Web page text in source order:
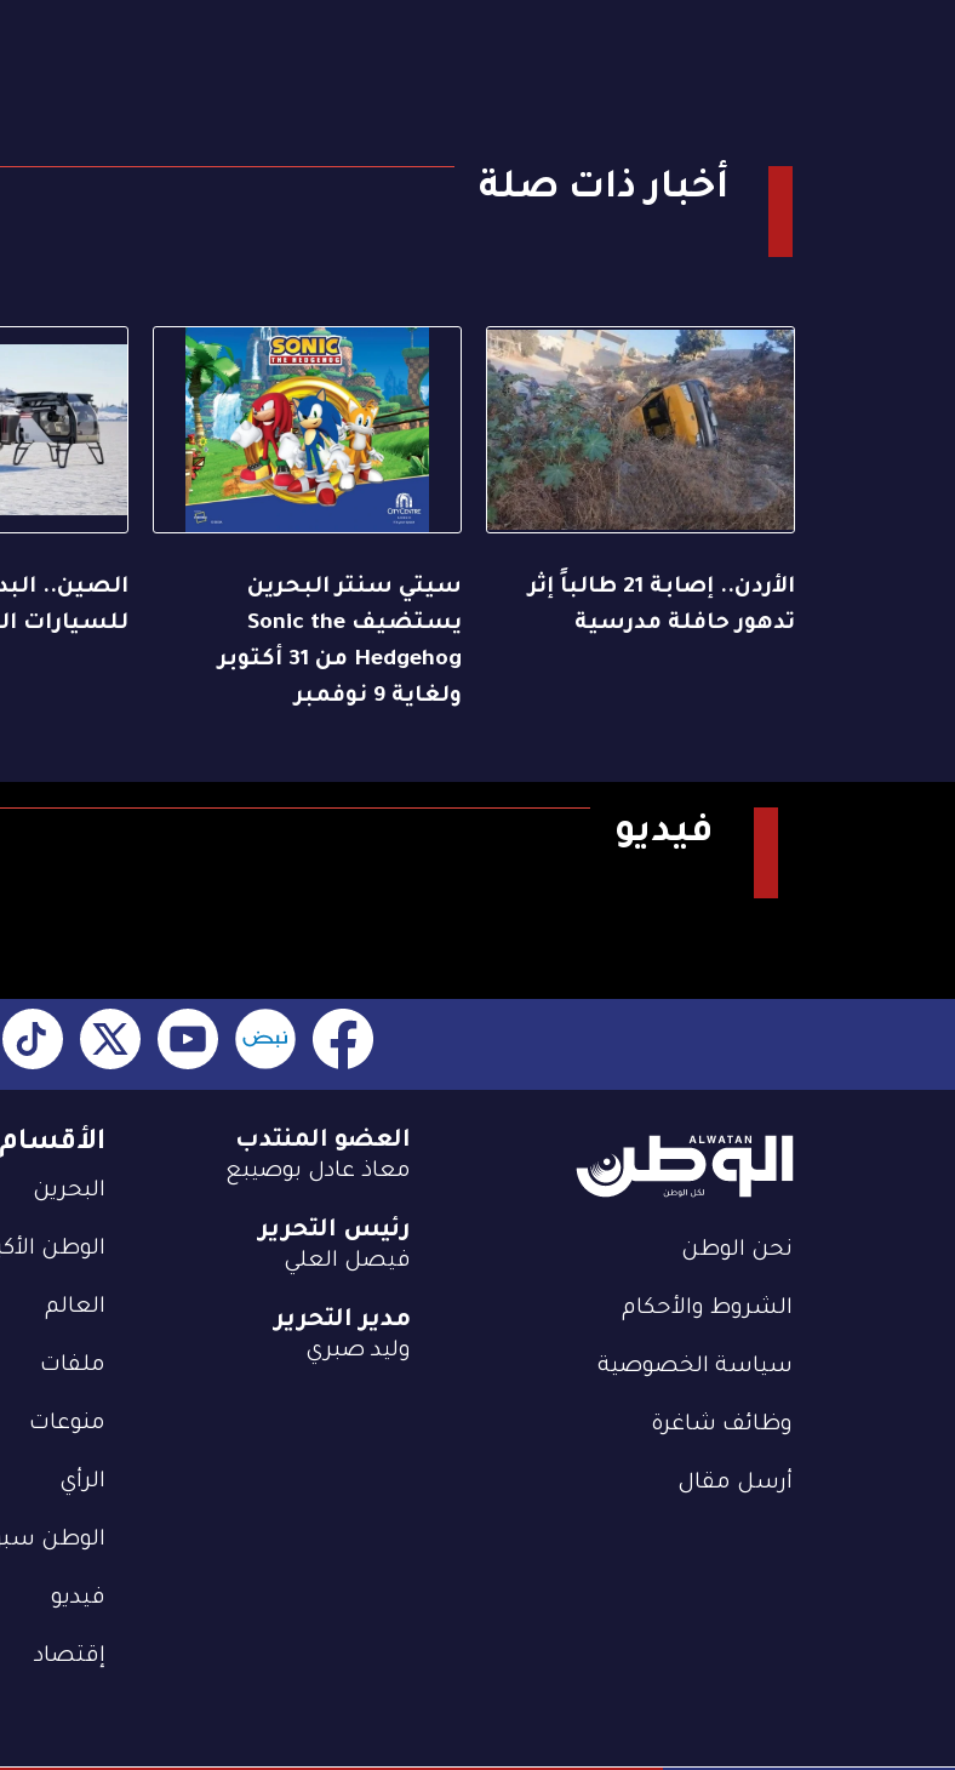
أخبار ذات صلة
الأردن.. إصابة 21 طالباً إثر
تدهور حافلة مدرسية
سيتي سنتر البحرين
يستضيف Sonic the
Hedgehog من 31 أكتوبر
ولغاية 9 نوفمبر
الصين..
للسيارات
فيديو
نحن الوطن
الشروط والأحكام
سياسة الخصوصية
وظائف شاغرة
أرسل مقال
الأقسام
البحرين
الوطن
العالم
ملفات
منوعات
الرأي
الوطن
فيديو
إقتصاد
العضو المنتدب
معاذ عادل بوصيبع
رئيس التحرير
فيصل العلي
مدير التحرير
وليد صبري